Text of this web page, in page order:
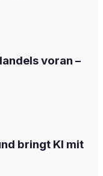
voran –
bringt KI mit